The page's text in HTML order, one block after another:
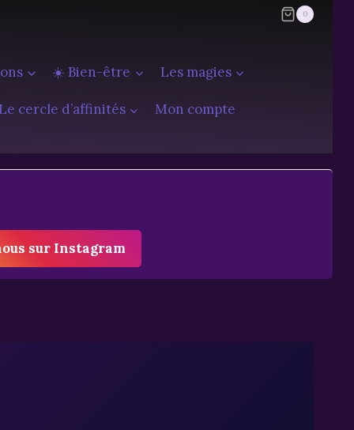
0
☀️ Bien-être Les magies
cercle d’affinités Mon compte
sur Instagram